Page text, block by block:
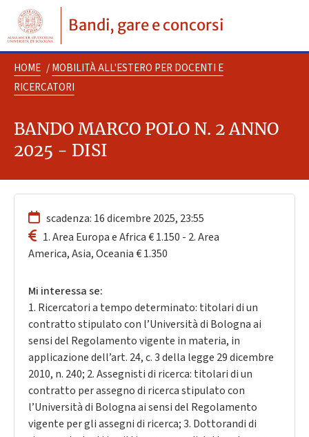
Bandi, gare e concorsi
HOME / MOBILITÀ ALL'ESTERO PER DOCENTI E
RICERCATORI
BANDO MARCO POLO N. 2 ANNO
2025 - DISI
scadenza: 16 dicembre 2025, 23:55
1. Area Europa e Africa € 1.150 - 2. Area
America, Asia, Oceania € 1.350
Mi interessa se:
1. Ricercatori a tempo determinato: titolari di un
contratto stipulato con l’Università di Bologna ai
sensi del Regolamento vigente in materia, in
applicazione dell’art. 24, c. 3 della legge 29 dicembre
2010, n. 240; 2. Assegnisti di ricerca: titolari di un
contratto per assegno di ricerca stipulato con
l’Università di Bologna ai sensi del Regolamento
vigente per gli assegni di ricerca; 3. Dottorandi di